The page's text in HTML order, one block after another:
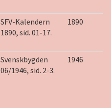
SFV-Kalendern
1890, sid. 01-17.
1890
Svenskbygden
06/1946, sid. 2-3.
1946